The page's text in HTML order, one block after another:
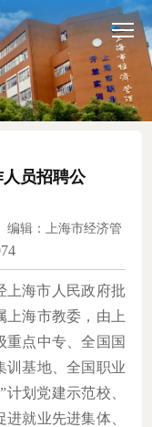
员招聘公
辑：上海市经济管
上海市人民政府批
上海市教委，由上
重点中专、全国国
训基地、全国职业
划党建示范校、
就业先进集体、